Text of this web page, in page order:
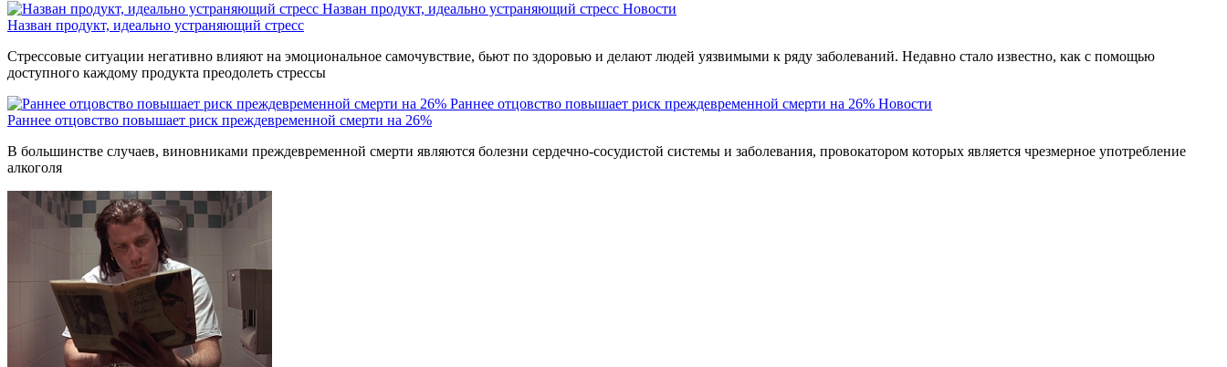
Назван продукт, идеально устраняющий стресс Новости
Назван продукт, идеально устраняющий стресс
Стрессовые ситуации негативно влияют на эмоциональное самочувствие, бьют по здоровью и делают людей уязвимыми к ряду заболеваний. Недавно стало известно, как с помощью
доступного каждому продукта преодолеть стрессы
Раннее отцовство повышает риск преждевременной смерти на 26% Новости
Раннее отцовство повышает риск преждевременной смерти на 26%
В большинстве случаев, виновниками преждевременной смерти являются болезни сердечно-сосудистой системы и заболевания, провокатором которых является чрезмерное употребление
алкоголя